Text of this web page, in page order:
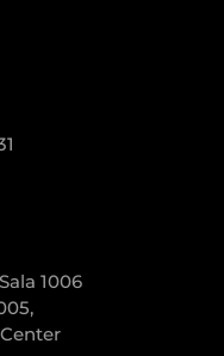
1006